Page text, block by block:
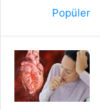
Popüler